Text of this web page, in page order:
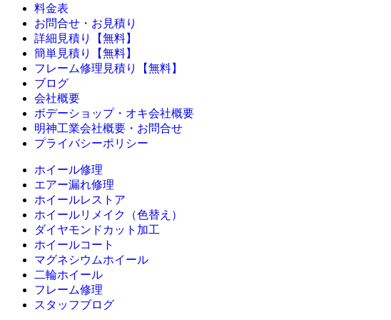
料金表
お問合せ・お見積り
詳細見積り【無料】
簡単見積り【無料】
フレーム修理見積り【無料】
ブログ
会社概要
ボデーショップ・オキ会社概要
明神工業会社概要・お問合せ
プライバシーポリシー
ホイール修理
エアー漏れ修理
ホイールレストア
ホイールリメイク（色替え）
ダイヤモンドカット加工
ホイールコート
マグネシウムホイール
二輪ホイール
フレーム修理
スタッフブログ